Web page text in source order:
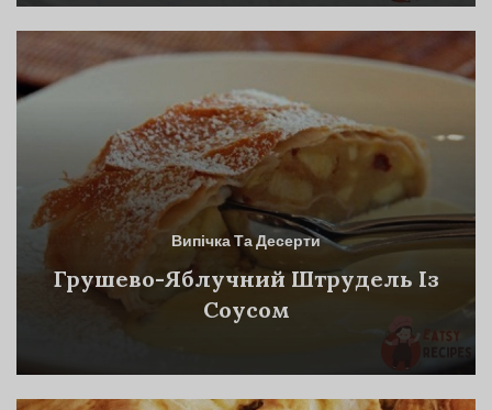
Випічка Та Десерти
Грушево-Яблучний Штрудель Із
Соусом